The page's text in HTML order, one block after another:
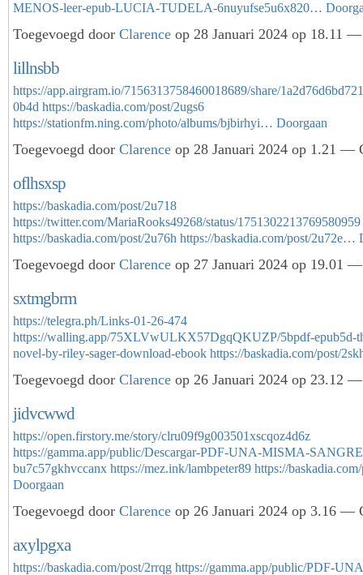
MENOS-leer-epub-LUCIA-TUDELA-6nuyufse5u6x820…
Toegevoegd door Clarence op 28 Januari 2024 op 18.11 —
lillnsbb
https://app.airgram.io/7156313758460018689/share/
0b4d https://baskadia.com/post/2ugs6
https://stationfm.ning.com/photo/albums/bjbirhyi… Doorgaan
Toegevoegd door Clarence op 28 Januari 2024 op 1.21 —
oflhsxsp
https://baskadia.com/post/2u718
https://twitter.com/MariaRooks49268/status/1751302213769580959
https://baskadia.com/post/2u76h https://baskadia.com/post/2u72e…
Toegevoegd door Clarence op 27 Januari 2024 op 19.01 —
sxtmgbrm
https://telegra.ph/Links-01-26-474
https://walling.app/75XLVwULKX57DgqQKUZP/5bpdf-epub5d-
novel-by-riley-sager-download-ebook https://baskadia.com/post/
Toegevoegd door Clarence op 26 Januari 2024 op 23.12 —
jidvcwwd
https://open.firstory.me/story/clru09f9g003501xscqoz4d6z
https://gamma.app/public/Descargar-PDF-UNA-MISMA-
bu7c57gkhvccanx https://mez.ink/lambpeter89 https://
Doorgaan
Toegevoegd door Clarence op 26 Januari 2024 op 3.16 —
axylpgxa
https://baskadia.com/post/2rrqg https://gamma.app/public/PDF-